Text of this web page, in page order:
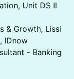
Unit DS II
& Growth, Lissi
IDnow
- Banking